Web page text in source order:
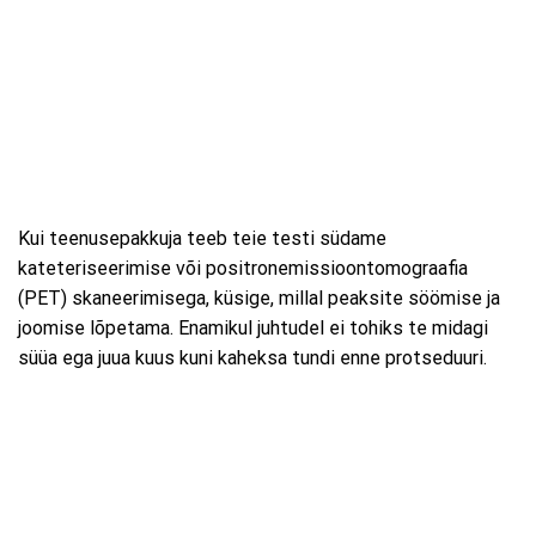
Kui teenusepakkuja teeb teie testi südame
kateteriseerimise või positronemissioontomograafia
(PET) skaneerimisega, küsige, millal peaksite söömise ja
joomise lõpetama. Enamikul juhtudel ei tohiks te midagi
süüa ega juua kuus kuni kaheksa tundi enne protseduuri.